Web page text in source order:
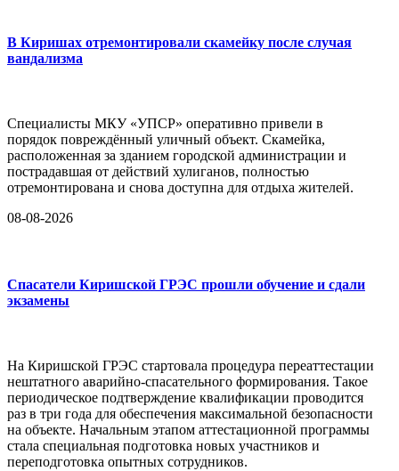
В Киришах отремонтировали скамейку после случая
вандализма
Специалисты МКУ «УПСР» оперативно привели в
порядок повреждённый уличный объект. Скамейка,
расположенная за зданием городской администрации и
пострадавшая от действий хулиганов, полностью
отремонтирована и снова доступна для отдыха жителей.
08-08-2026
Спасатели Киришской ГРЭС прошли обучение и сдали
экзамены
На Киришской ГРЭС стартовала процедура переаттестации
нештатного аварийно-спасательного формирования. Такое
периодическое подтверждение квалификации проводится
раз в три года для обеспечения максимальной безопасности
на объекте. Начальным этапом аттестационной программы
стала специальная подготовка новых участников и
переподготовка опытных сотрудников.